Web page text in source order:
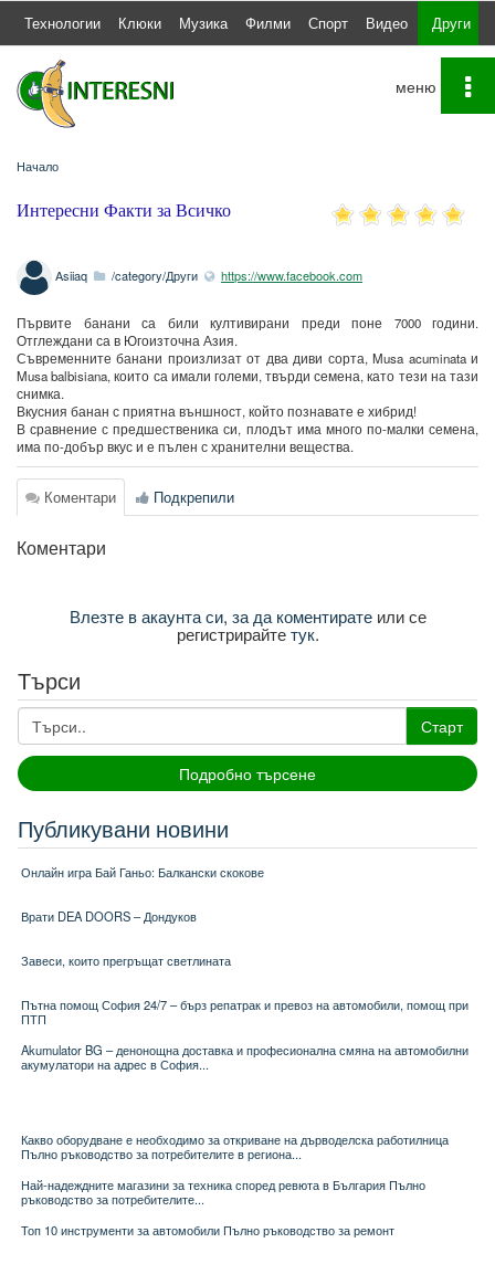
Технологии Клюки Музика Филми Спорт Видео Други
Начало
Интересни Факти за Всичко
Asiiaq /category/Други https://www.facebook.com
Първите банани са били култивирани преди поне 7000 години.
Отглеждани са в Югоизточна Азия.
Съвременните банани произлизат от два диви сорта, Musa acuminata и
Musa balbisiana, които са имали големи, твърди семена, като тези на тази
снимка.
Вкусния банан с приятна външност, който познавате е хибрид!
В сравнение с предшественика си, плодът има много по-малки семена,
има по-добър вкус и е пълен с хранителни вещества.
Коментари Подкрепили
Коментари
Влезте в акаунта си, за да коментиратеили се
регистрирайтетук.
Търси
Старт
Подробно търсене
Публикувани новини
Онлайн игра Бай Ганьо: Балкански скокове
Врати DEA DOORS – Дондуков
Завеси, които прегръщат светлината
Пътна помощ София 24/7 – бърз репатрак и превоз на автомобили, помощ при
ПТП
Akumulator BG – денонощна доставка и професионална смяна на автомобилни
акумулатори на адрес в София...
Какво оборудване е необходимо за откриване на дърводелска работилница
Пълно ръководство за потребителите в региона...
Най-надеждните магазини за техника според ревюта в България Пълно
ръководство за потребителите...
Топ 10 инструменти за автомобили Пълно ръководство за ремонт